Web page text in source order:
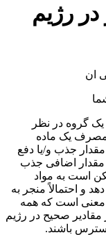
رژیم
یک گروه در نظر
مصرف یک ماده
جذب و/یا دفع
مقدار اضافی جذب
است به مواد
و احتمالاً منجر به
معنی است که همه
مقادیر صحیح در رژیم
باشند.